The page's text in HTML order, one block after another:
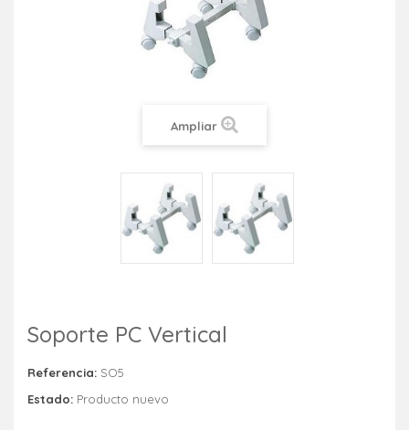
Ampliar
Soporte PC Vertical
Referencia: SO5
Estado: Producto nuevo